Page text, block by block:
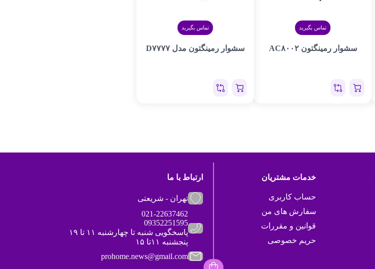
تماس بگیرید
سشوار رمینگتون AC۸۰۰۲
تماس بگیرید
سشوار رمینگتون مدل D۷۷۷۷
خدمات مشتریان
حساب کاربری
سفارش های من
قوانین و مقررات
حریم خصوصی
ارتباط با ما
تهران - شریعتی
021-22637462
09352251595
پاسخگویی شنبه تا چهارشنبه ۱۱ تا ۱۹
پنجشنبه ۱۱تا ۱۵
prohome.news@gmail.com